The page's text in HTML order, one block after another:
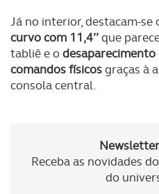
Já no interior, destacam-se
curvo com 11,4’’que
tabliê e o
comandos físicosgraças à
consola central.
Receba as novidades
do